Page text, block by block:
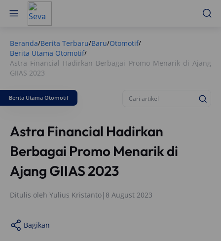
Beranda/Berita Terbaru/Baru/Otomotif/
Berita Utama Otomotif/
Astra Financial Hadirkan Berbagai Promo Menarik di Ajang
GIIAS 2023
Berita Utama Otomotif
Astra Financial Hadirkan
Berbagai Promo Menarik di
Ajang GIIAS 2023
Ditulis oleh Yulius Kristanto| 8 August 2023
Bagikan